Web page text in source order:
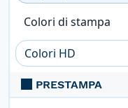
Colori di stampa
Stampa a colori
Definition
lasciati nel file
PRESTAMPA